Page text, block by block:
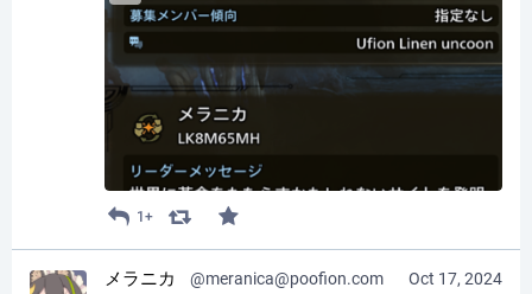
1+
Oct 17, 2024
メラニカ @meranica@poofion.com